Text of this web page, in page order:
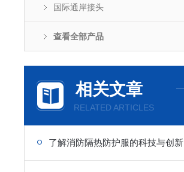
国际通岸接头
查看全部产品
相关文章
RELATED ARTICLES
了解消防隔热防护服的科技与创新